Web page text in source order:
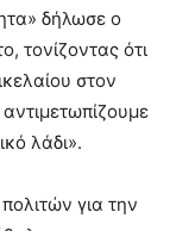
δήλωσε ο
τονίζοντας ότι
στον
λάδι».
για την